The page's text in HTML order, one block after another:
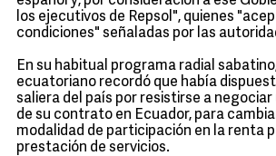
los ejecutivos de Repsol", quienes
condiciones" señaladas por las
En su habitual programa radial
ecuatoriano recordó que había
saliera del país por resistirse a
de su contrato en Ecuador, para
modalidad de participación en la renta
prestación de servicios.